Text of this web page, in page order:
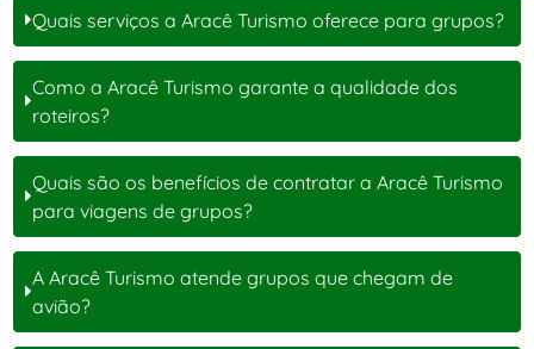
Quais serviços a Aracê Turismo oferece para grupos?
Como a Aracê Turismo garante a qualidade dos
roteiros?
Quais são os benefícios de contratar a Aracê Turismo
para viagens de grupos?
A Aracê Turismo atende grupos que chegam de
avião?